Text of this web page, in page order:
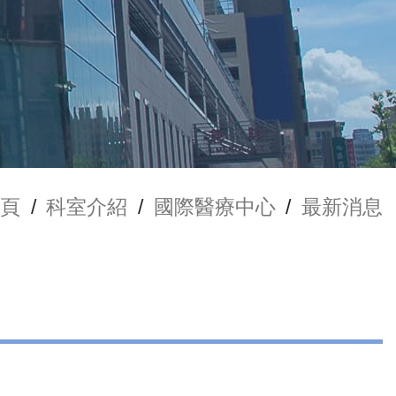
/ 科室介紹 / 國際醫療中心 / 最新消息